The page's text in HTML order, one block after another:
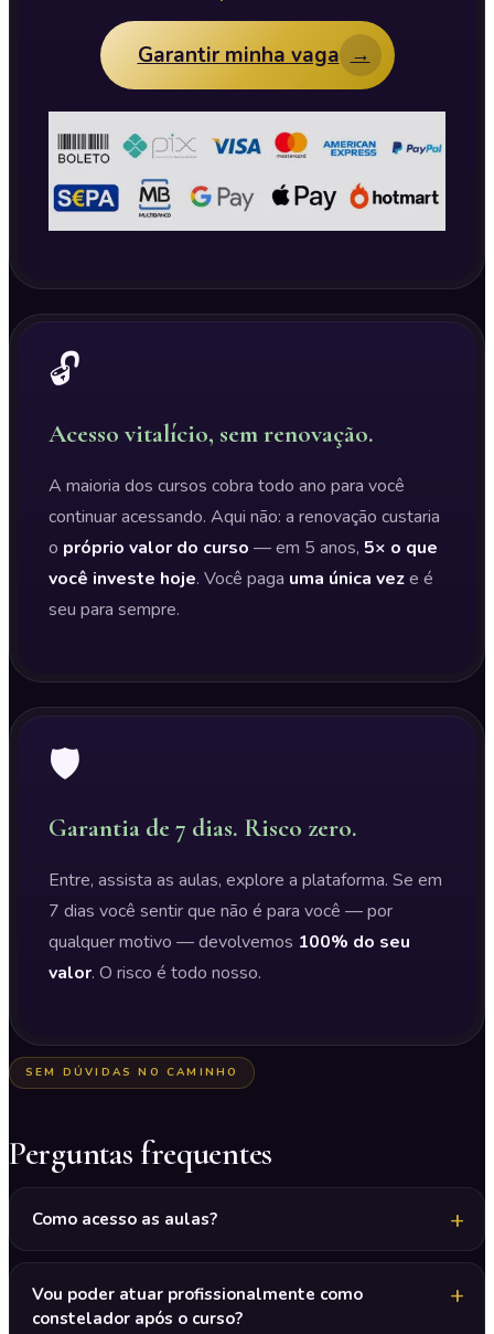
Garantir minha vaga →
🔓
Acesso vitalício, sem renovação.
A maioria dos cursos cobra todo ano para você
continuar acessando. Aqui não: a renovação custaria
o próprio valor do curso — em 5 anos, 5× o que
você investe hoje. Você paga uma única veze é
seu para sempre.
🛡️
Garantia de 7 dias. Risco zero.
Entre, assista as aulas, explore a plataforma. Se em
7 dias você sentir que não é para você — por
qualquer motivo — devolvemos 100% do seu
valor. O risco é todo nosso.
SEM DÚVIDAS NO CAMINHO
Perguntas frequentes
Como acesso as aulas?
Vou poder atuar profissionalmente como
constelador após o curso?